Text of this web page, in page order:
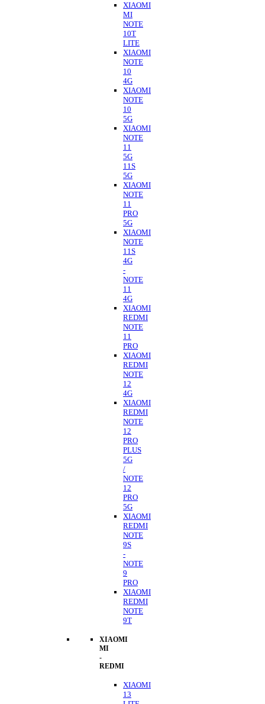
XIAOMI
MI
NOTE
10T
LITE
XIAOMI
NOTE
10
4G
XIAOMI
NOTE
10
5G
XIAOMI
NOTE
11
5G
11S
5G
XIAOMI
NOTE
11
PRO
5G
XIAOMI
NOTE
11S
4G
-
NOTE
11
4G
XIAOMI
REDMI
NOTE
11
PRO
XIAOMI
REDMI
NOTE
12
4G
XIAOMI
REDMI
NOTE
12
PRO
PLUS
5G
/
NOTE
12
PRO
5G
XIAOMI
REDMI
NOTE
9S
-
NOTE
9
PRO
XIAOMI
REDMI
NOTE
9T
XIAOMI
MI
-
REDMI
XIAOMI
13